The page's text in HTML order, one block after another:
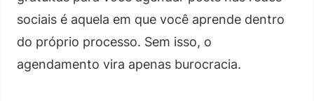
sociais é aquela em que você aprende dentro
do próprio processo. Sem isso, o
agendamento vira apenas burocracia.